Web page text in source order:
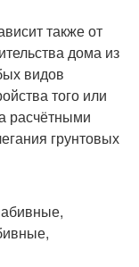
также от
дома из
видов
того или
расчётными
грунтовых